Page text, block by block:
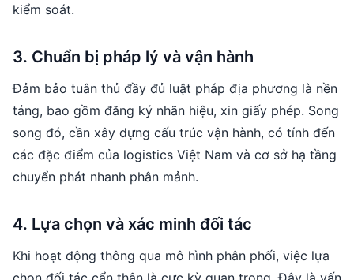
kiểm soát.
3. Chuẩn bị pháp lý và vận hành
Đảm bảo tuân thủ đầy đủ luật pháp địa phương là nền
tảng, bao gồm đăng ký nhãn hiệu, xin giấy phép. Song
song đó, cần xây dựng cấu trúc vận hành, có tính đến
các đặc điểm của logistics Việt Nam và cơ sở hạ tầng
chuyển phát nhanh phân mảnh.
4. Lựa chọn và xác minh đối tác
Khi hoạt động thông qua mô hình phân phối, việc lựa